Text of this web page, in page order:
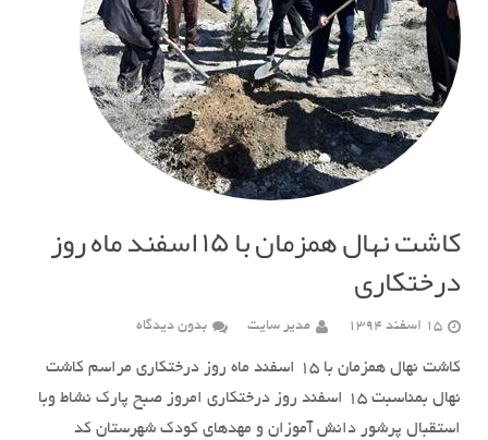
کاشت نهال همزمان با ١۵ اسفند ماه روز
درختکاری
15 اسفند 1394 مدیر سایت بدون دیدگاه
کاشت نهال همزمان با ۱۵ اسفند ماه روز درختکاری مراسم کاشت
نهال بمناسبت ۱۵ اسفند روز درختکاری امروز صبح پارک نشاط وبا
استقبال پرشور دانش آموزان و مهدهای کودک شهرستان کد